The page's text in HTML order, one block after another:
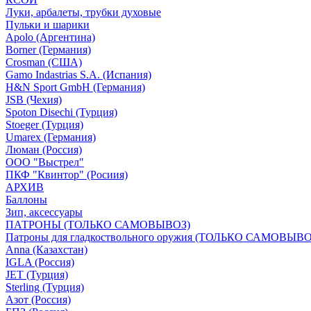
Луки, арбалеты, трубки духовые
Пульки и шарики
Apolo (Аргентина)
Borner (Германия)
Crosman (США)
Gamo Indastrias S.A. (Испания)
H&N Sport GmbH (Германия)
JSB (Чехия)
Spoton Disechi (Турция)
Stoeger (Турция)
Umarex (Германия)
Люман (Россия)
ООО "Выстрел"
ПКФ "Квинтор" (Росиия)
АРХИВ
Баллоны
Зип, аксессуары
ПАТРОНЫ (ТОЛЬКО САМОВЫВОЗ)
Патроны для гладкоствольного оружия (ТОЛЬКО
Anna (Казахстан)
IGLA (Россия)
JET (Турция)
Sterling (Турция)
Азот (Россия)